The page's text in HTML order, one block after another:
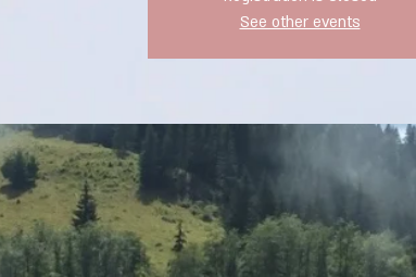
See other events